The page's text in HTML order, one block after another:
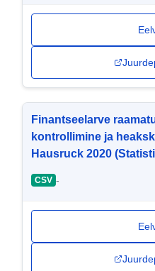
Finantseelarve
kontrollimine ja
Hausruck 2020
CSV -